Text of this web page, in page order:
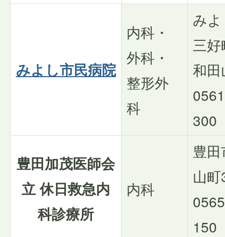
みよし市民病院
内科・
外科・
整形外
科
み
三
和
300
豊田加茂医師会
立 休日救急内
科診療所
内科
豊
山
150